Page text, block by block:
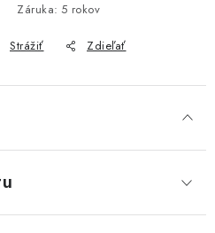
Záruka: 5 rokov
Strážiť Zdieľať